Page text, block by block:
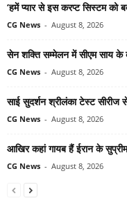
‘हमें प्यार से इस करप्ट सिस्टम को
CG News - August 8, 2026
सेन शक्ति सम्मेलन में सीएम साय के
CG News - August 8, 2026
साई सुदर्शन श्रीलंका टेस्ट
CG News - August 8, 2026
आखिर कहां गायब हैं ईरान के
CG News - August 8, 2026